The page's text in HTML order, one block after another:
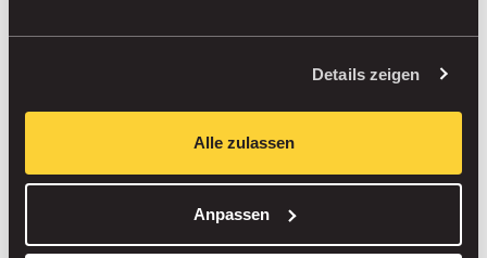
Details zeigen
Alle zulassen
Anpassen
Hampton by Hilton London Stansted Airport